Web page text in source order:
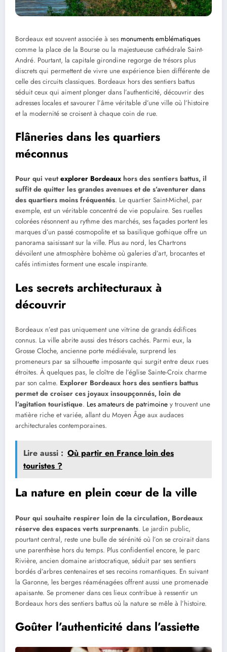
Bordeaux est souvent associée à ses monuments emblématiques
comme la place de la Bourse ou la majestueuse cathédrale Saint-
André. Pourtant, la capitale girondine regorge de trésors plus
discrets qui permettent de vivre une expérience bien différente de
celle des circuits classiques. Bordeaux hors des sentiers battus
séduit ceux qui aiment plonger dans l’authenticité, découvrir des
adresses locales et savourer l’âme véritable d’une ville où l’histoire
et la modernité se croisent à chaque coin de rue.
Flâneries dans les quartiers
méconnus
Pour qui veutexplorer Bordeaux hors des sentiers battus, il
suffit de quitter les grandes avenues et de s’aventurer dans
des quartiers moins fréquentés. Le quartier Saint-Michel, par
exemple, est un véritable concentré de vie populaire. Ses ruelles
colorées résonnent au rythme des marchés, ses façades portent les
marques d’un passé cosmopolite et sa basilique gothique offre un
panorama saisissant sur la ville. Plus au nord, les Chartrons
dévoilent une atmosphère bohème où galeries d’art, brocantes et
cafés intimistes forment une escale inspirante.
Les secrets architecturaux à
découvrir
Bordeaux n’est pas uniquement une vitrine de grands édifices
connus. La ville abrite aussi des trésors cachés. Parmi eux, la
Grosse Cloche, ancienne porte médiévale, surprend les
promeneurs par sa silhouette imposante qui surgit entre deux rues
étroites. À quelques pas, le cloître de l’église Sainte-Croix charme
par son calme. Explorer Bordeaux hors des sentiers battus
permet de croiser ces joyaux insoupçonnés, loin de
l’agitation touristique. Les amateurs de patrimoine y trouvent une
matière riche et variée, allant du Moyen Âge aux audaces
architecturales contemporaines.
Lire aussi : Où partir en France loin des
touristes ?
La nature en plein cœur de la ville
Pour qui souhaite respirer loin de la circulation, Bordeaux
réserve des espaces verts surprenants. Le jardin public,
pourtant central, reste une bulle de sérénité où l’on se croirait dans
une parenthèse hors du temps. Plus confidentiel encore, le parc
Rivière, ancien domaine aristocratique, séduit par ses sentiers
bordés d’arbres centenaires et ses recoins romantiques. En suivant
la Garonne, les berges réaménagées offrent aussi une promenade
apaisante. Se promener dans ces lieux contribue à ressentir un
Bordeaux hors des sentiers battus où la nature se mêle à l’histoire.
Goûter l’authenticité dans l’assiette